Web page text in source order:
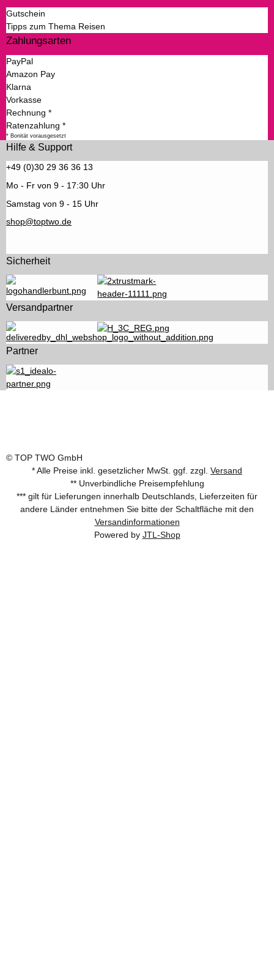
Gutschein
Tipps zum Thema Reisen
Zahlungsarten
PayPal
Amazon Pay
Klarna
Vorkasse
Rechnung *
Ratenzahlung *
* Bonität vorausgesetzt
Hilfe & Support
+49 (0)30 29 36 36 13
Mo - Fr von 9 - 17:30 Uhr
Samstag von 9 - 15 Uhr
shop@toptwo.de
Sicherheit
Versandpartner
Partner
© TOP TWO GmbH
* Alle Preise inkl. gesetzlicher MwSt. ggf. zzgl. Versand
** Unverbindliche Preisempfehlung
*** gilt für Lieferungen innerhalb Deutschlands, Lieferzeiten für
andere Länder entnehmen Sie bitte der Schaltfläche mit den
Versandinformationen
Powered by JTL-Shop